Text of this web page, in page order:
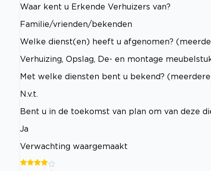
Waar kent u Erkende Verhuizers van?
Familie/vrienden/bekenden
Welke dienst(en) heeft u afgenomen?
Verhuizing, Opslag, De- en montage
Met welke diensten bent u bekend?
N.v.t.
Bent u in de toekomst van plan om van deze
Ja
Verwachting waargemaakt